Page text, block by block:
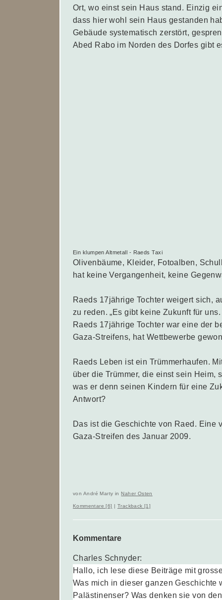
Ort, wo einst sein Haus stand. Einzig
dass hier wohl sein Haus gestanden
Gebäude systematisch zerstört,
Abed Rabo im Norden des Dorfes gibt
Ein klumpen Altmetall - Raeds Taxi
Olivenbäume, Kleider, Fotoalben,
hat keine Vergangenheit, keine
Raeds 17jährige Tochter weigert sich,
zu reden. „Es gibt keine Zukunft für
Raeds 17jährige Tochter war eine der
Gaza-Streifens, hat Wettbewerbe
Raeds Leben ist ein Trümmerhaufen.
über die Trümmer, die einst sein Heim,
was er denn seinen Kindern für eine
Antwort?
Das ist die Geschichte von Raed. Eine
Gaza-Streifen des Januar 2009.
von André Marty inNaher Osten
Kommentare [6] | Trackback [1]
Kommentare
Charles Schnyder:
Hallo, ich lese diese Beiträge mit
Was mich in dieser ganzen Geschichte
Palästinenser? Was denken sie von